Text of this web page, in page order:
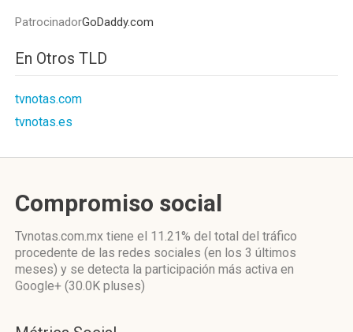
PatrocinadorGoDaddy.com
En Otros TLD
tvnotas.com
tvnotas.es
Compromiso social
Tvnotas.com.mx tiene el 11.21% del total del tráfico
procedente de las redes sociales (en los 3 últimos
meses) y se detecta la participación más activa en
Google+ (30.0K pluses)